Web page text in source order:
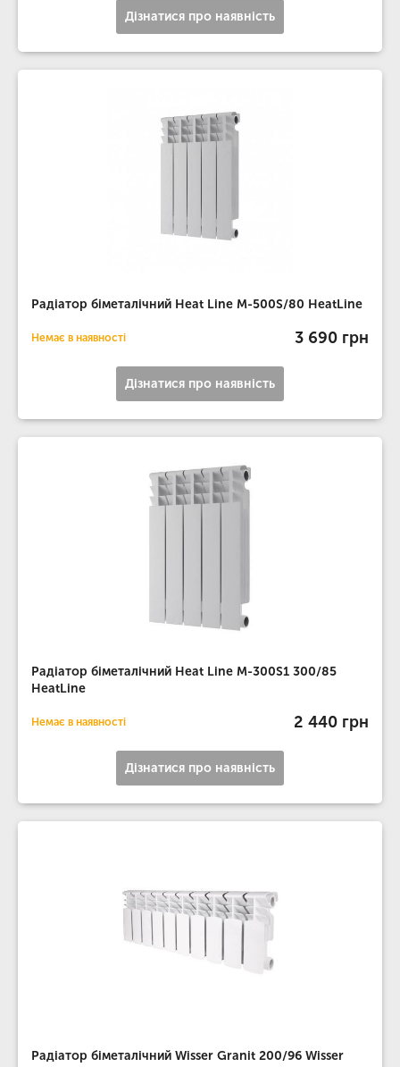
Дізнатися про наявність
Радіатор біметалічний Heat Line М-500S/80 HeatLine
Немає в наявності 3 690 грн
Дізнатися про наявність
Радіатор біметалічний Heat Line М-300S1 300/85
HeatLine
Немає в наявності 2 440 грн
Дізнатися про наявність
Радіатор біметалічний Wisser Granit 200/96 Wisser